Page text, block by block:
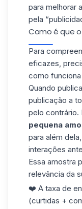
para melhorar
pela
Como é que
Para
eficazes,
como
Quando
publicação a
pelo contrário.
pequena
para além
interações
Essa amostra
relevância da
❤️ A taxa de
(curtidas +